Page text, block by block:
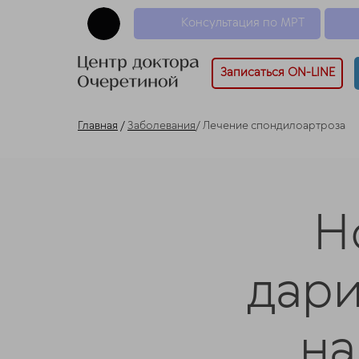
Консультация по МРТ
Записаться ON-LINE
Главная /Заболевания/ Лечение спондилоартроза